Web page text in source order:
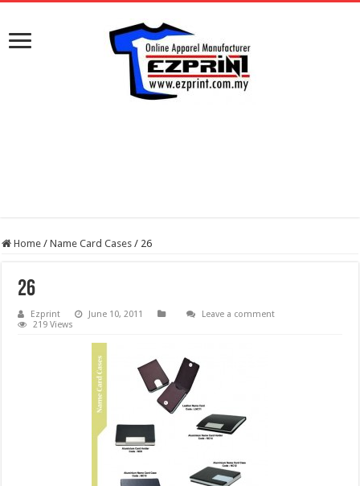
Home / Name Card Cases / 26
26
Ezprint June 10, 2011
Leave a comment
219 Views